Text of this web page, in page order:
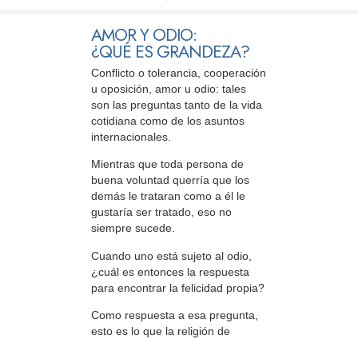
AMOR Y ODIO:
¿QUÉ ES GRANDEZA?
Conflicto o tolerancia, cooperación
u oposición, amor u odio: tales
son las preguntas tanto de la vida
cotidiana como de los asuntos
internacionales.
Mientras que toda persona de
buena voluntad querría que los
demás le trataran como a él le
gustaría ser tratado, eso no
siempre sucede.
Cuando uno está sujeto al odio,
¿cuál es entonces la respuesta
para encontrar la felicidad propia?
Como respuesta a esa pregunta,
esto es lo que la religión de